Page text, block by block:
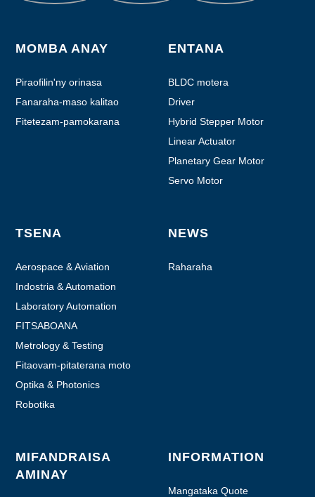
MOMBA ANAY
Piraofilin'ny orinasa
Fanaraha-maso kalitao
Fitetezam-pamokarana
ENTANA
BLDC motera
Driver
Hybrid Stepper Motor
Linear Actuator
Planetary Gear Motor
Servo Motor
TSENA
Aerospace & Aviation
Indostria & Automation
Laboratory Automation
FITSABOANA
Metrology & Testing
Fitaovam-pitaterana moto
Optika & Photonics
Robotika
NEWS
Raharaha
MIFANDRAISA
AMINAY
INFORMATION
Mangataka Quote